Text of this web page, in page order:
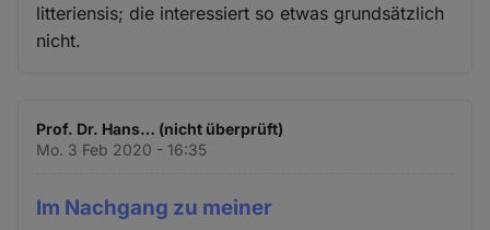
litteriensis; die interessiert so etwas grundsätzlich
nicht.
Prof. Dr. Hans… (nicht überprüft)
Mo. 3 Feb 2020 - 16:35
Im Nachgang zu meiner